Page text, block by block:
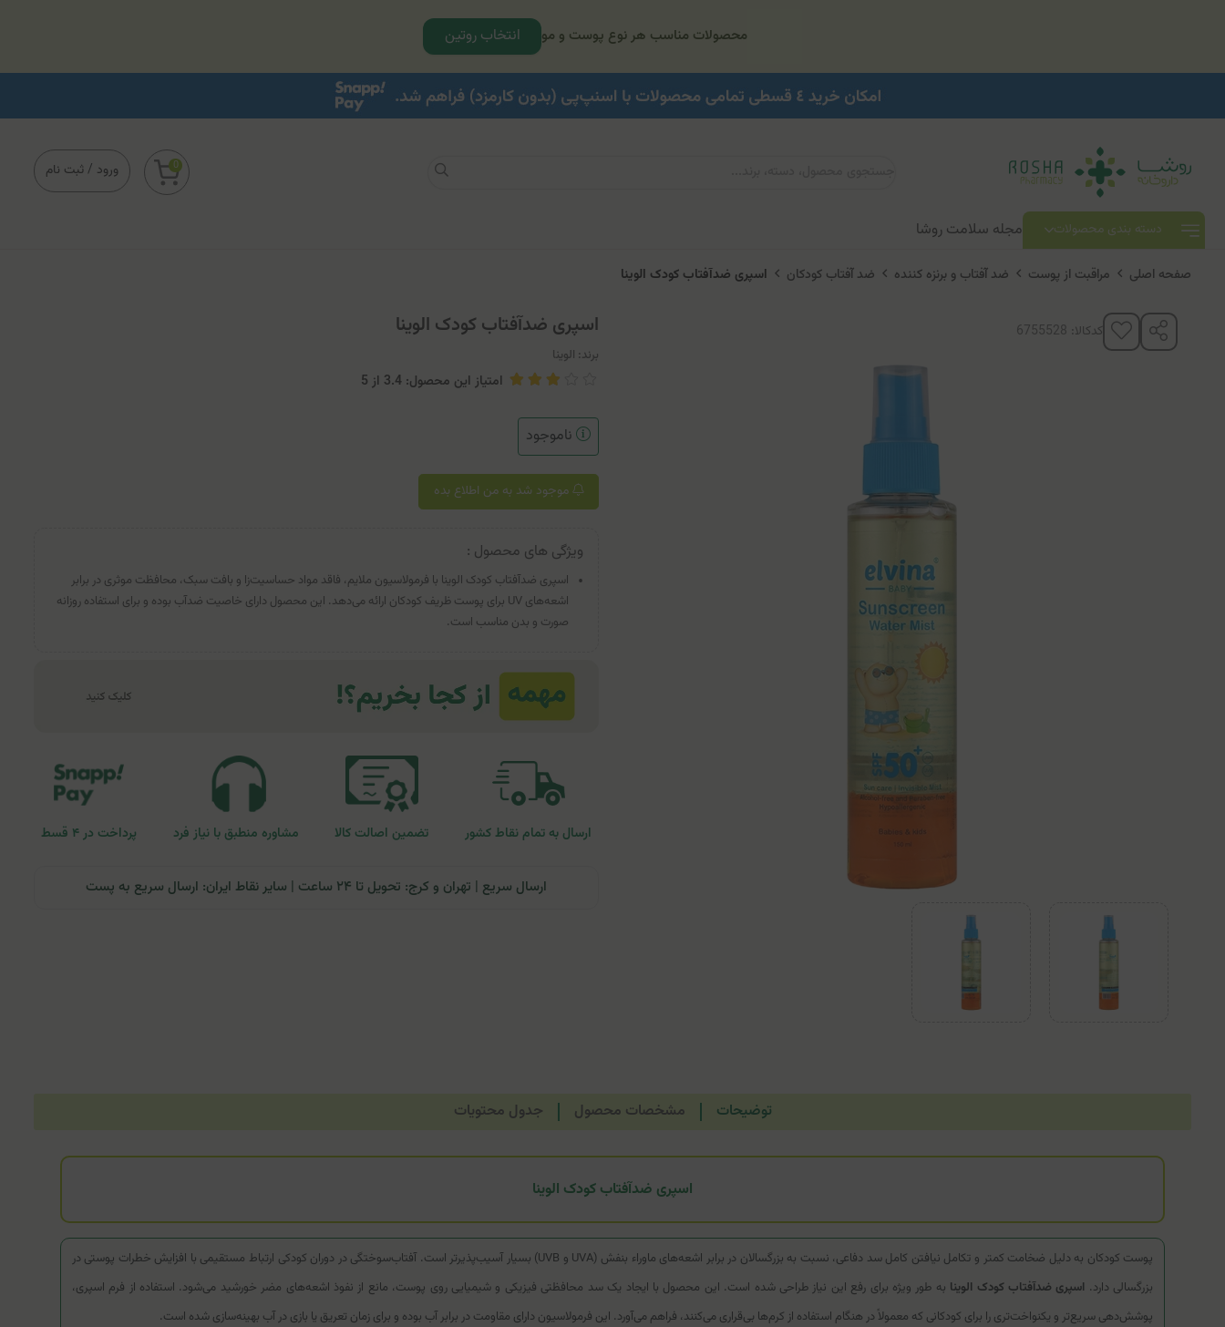
محصولات مناسب هر نوع پوست و مو انتخاب روتین
ورود / ثبت نام 0
دسته بندی محصولات مجله سلامت روشا
صفحه اصلی مراقبت از پوست ضد آفتاب و برنزه کننده ضد آفتاب کودکان اسپری ضدآفتاب کودک الوینا
کدکالا: اسپری ضدآفتاب کودک الوینا
برند: الوینا
امتیاز این محصول: 3.4 از 5
ناموجود
موجود شد به من اطلاع بده
ویژگی های محصول :
اسپری ضدآفتاب کودک الوینا با فرمولاسیون ملایم، فاقد مواد حساسیت‌زا و بافت سبک، محافظت موثری در برابر
اشعه‌های UV برای پوست ظریف کودکان ارائه می‌دهد. این محصول دارای خاصیت ضدآب بوده و برای استفاده روزانه
صورت و بدن مناسب است.
ارسال به تمام نقاط کشور تضمین اصالت کالا مشاوره منطبق با نیاز فرد پرداخت در ۴ قسط
ارسال سریع | تهران و کرج: تحویل تا ۲۴ ساعت | سایر نقاط ایران: ارسال سریع به پست
توضیحات مشخصات محصول جدول محتویات
اسپری ضدآفتاب کودک الوینا
پوست کودکان به دلیل ضخامت کمتر و تکامل نیافتن کامل سد دفاعی، نسبت به بزرگسالان در برابر اشعه‌های ماوراء بنفش (UVA و UVB) بسیار آسیب‌پذیرتر است. آفتاب‌سوختگی در دوران کودکی ارتباط مستقیمی با افزایش خطرات پوستی در
بزرگسالی دارد. اسپری ضدآفتاب کودک الوینا به طور ویژه برای رفع این نیاز طراحی شده است. این محصول با ایجاد یک سد محافظتی فیزیکی و شیمیایی روی پوست، مانع از نفوذ اشعه‌های مضر خورشید می‌شود. استفاده از فرم اسپری،
پوشش‌دهی سریع‌تر و یکنواخت‌تری را برای کودکانی که معمولاً در هنگام استفاده از کرم‌ها بی‌قراری می‌کنند، فراهم می‌آورد. این فرمولاسیون دارای مقاومت در برابر آب بوده و برای زمان تعریق یا بازی در آب بهینه‌سازی شده است.